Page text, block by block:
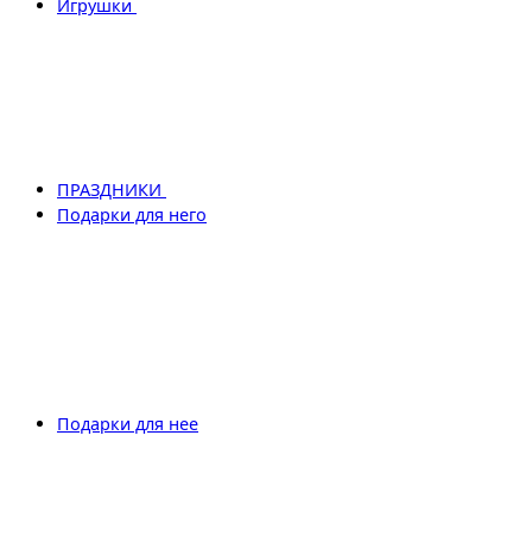
Игрушки
ПРАЗДНИКИ
Подарки для него
Подарки для нее